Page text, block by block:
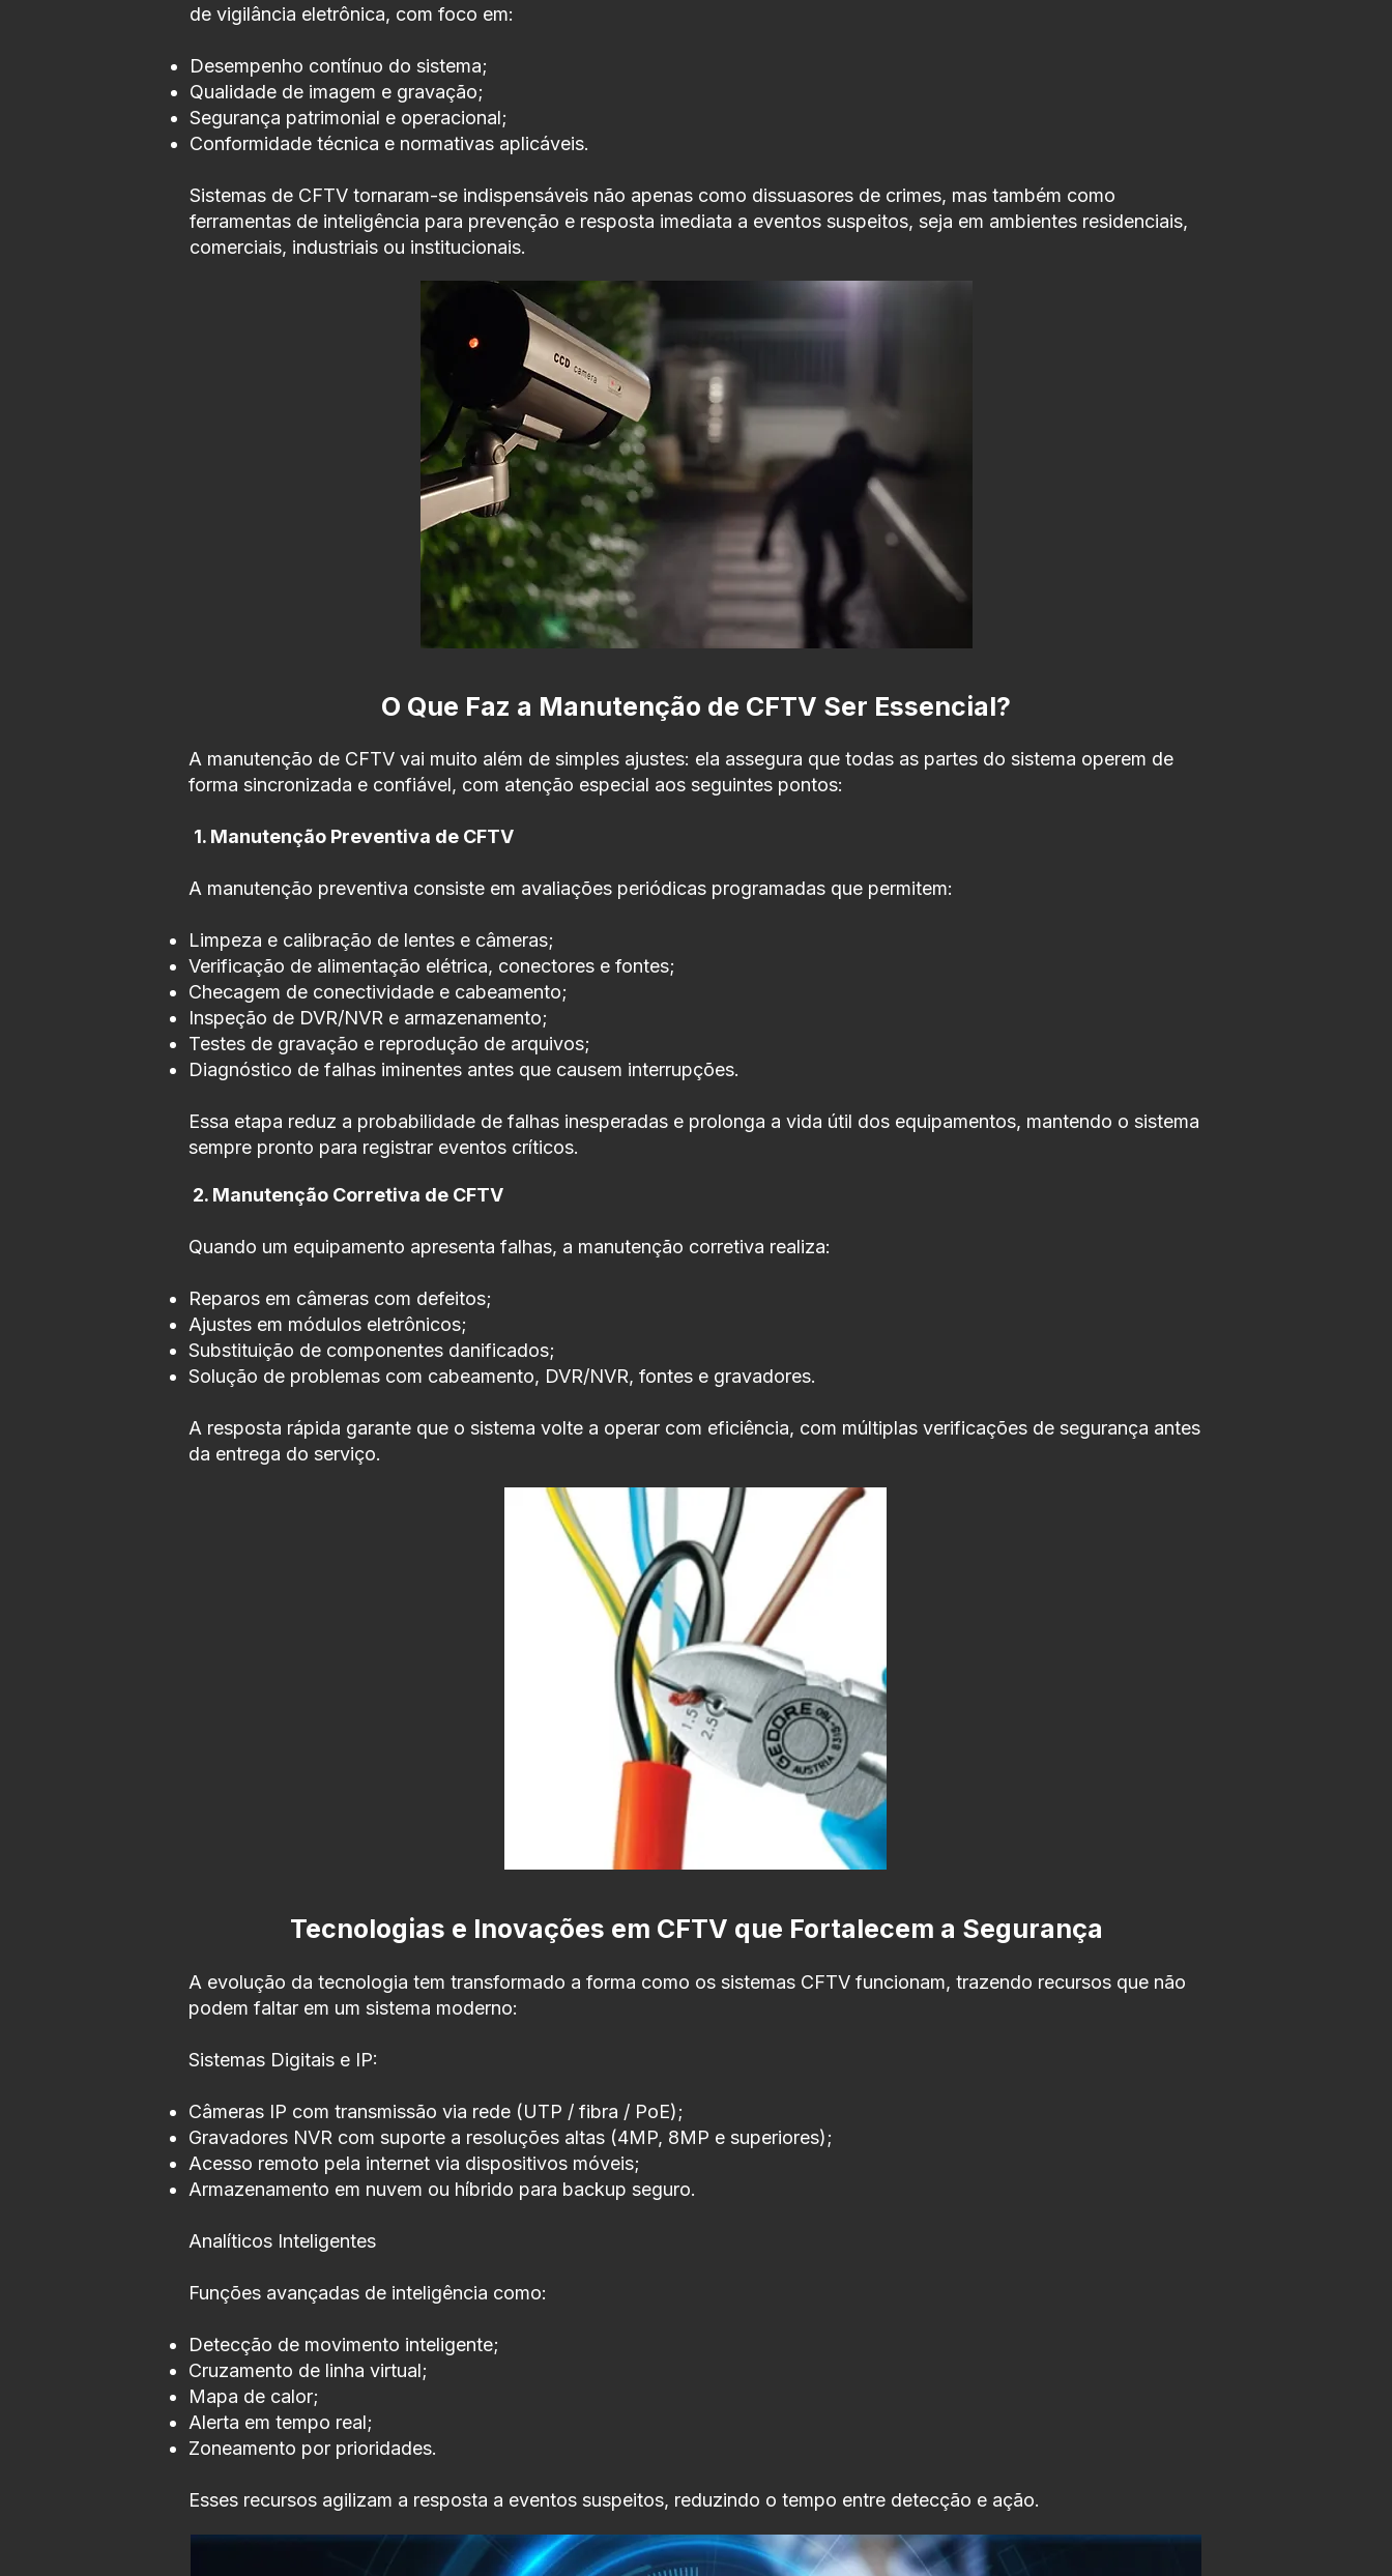
de vigilância eletrônica, com foco em:
Desempenho contínuo do sistema;
Qualidade de imagem e gravação;
Segurança patrimonial e operacional;
Conformidade técnica e normativas aplicáveis.
Sistemas de CFTV tornaram-se indispensáveis não apenas como dissuasores de crimes, mas também como
ferramentas de inteligência para prevenção e resposta imediata a eventos suspeitos, seja em ambientes residenciais,
comerciais, industriais ou institucionais.
O Que Faz a Manutenção de CFTV Ser Essencial?
A manutenção de CFTV vai muito além de simples ajustes: ela assegura que todas as partes do sistema operem de
forma sincronizada e confiável, com atenção especial aos seguintes pontos:
1. Manutenção Preventiva de CFTV
A manutenção preventiva consiste em avaliações periódicas programadas que permitem:
Limpeza e calibração de lentes e câmeras;
Verificação de alimentação elétrica, conectores e fontes;
Checagem de conectividade e cabeamento;
Inspeção de DVR/NVR e armazenamento;
Testes de gravação e reprodução de arquivos;
Diagnóstico de falhas iminentes antes que causem interrupções.
Essa etapa reduz a probabilidade de falhas inesperadas e prolonga a vida útil dos equipamentos, mantendo o sistema
sempre pronto para registrar eventos críticos.
2. Manutenção Corretiva de CFTV
Quando um equipamento apresenta falhas, a manutenção corretiva realiza:
Reparos em câmeras com defeitos;
Ajustes em módulos eletrônicos;
Substituição de componentes danificados;
Solução de problemas com cabeamento, DVR/NVR, fontes e gravadores.
A resposta rápida garante que o sistema volte a operar com eficiência, com múltiplas verificações de segurança antes
da entrega do serviço.
Tecnologias e Inovações em CFTV que Fortalecem a Segurança
A evolução da tecnologia tem transformado a forma como os sistemas CFTV funcionam, trazendo recursos que não
podem faltar em um sistema moderno:
Sistemas Digitais e IP:
Câmeras IP com transmissão via rede (UTP / fibra / PoE);
Gravadores NVR com suporte a resoluções altas (4MP, 8MP e superiores);
Acesso remoto pela internet via dispositivos móveis;
Armazenamento em nuvem ou híbrido para backup seguro.
Analíticos Inteligentes
Funções avançadas de inteligência como:
Detecção de movimento inteligente;
Cruzamento de linha virtual;
Mapa de calor;
Alerta em tempo real;
Zoneamento por prioridades.
Esses recursos agilizam a resposta a eventos suspeitos, reduzindo o tempo entre detecção e ação.